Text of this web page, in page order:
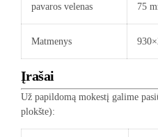
pavaros velenas 75
Matmenys
Įrašai
Už papildomą mokestį galime
plokšte):